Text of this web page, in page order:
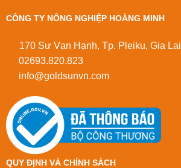
CÔNG TY NÔNG NGHIỆP HOÀNG MINH
170 Sư Vạn Hạnh, Tp. Pleiku, Gia Lai
02693.820.823
info@goldsunvn.com
QUY ĐỊNH VÀ CHÍNH SÁCH